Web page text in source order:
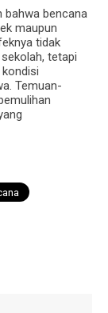
bahwa bencana
maupun
tidak
tetapi
Temuan-